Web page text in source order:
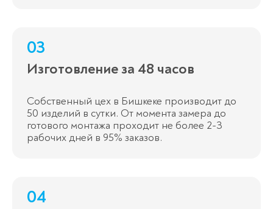
03
Изготовление за 48 часов
Собственный цех в Бишкеке производит до
50 изделий в сутки. От момента замера до
готового монтажа проходит не более 2-3
рабочих дней в 95% заказов.
04